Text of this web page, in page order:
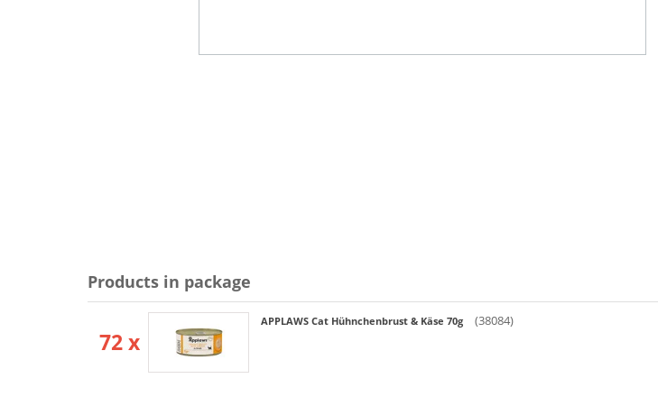
Products in package
72 x
APPLAWS Cat Hühnchenbrust & Käse 70g (38084)